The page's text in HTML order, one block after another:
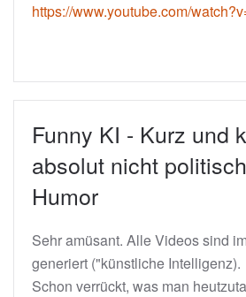
https://www.youtube.com/
Funny KI - Kurz und
absolut nicht
Humor
Sehr amüsant. Alle Videos sind
generiert ("künstliche Intelligenz).
Schon verrückt, was man